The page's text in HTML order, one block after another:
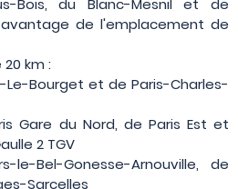
Bois, du Blanc-Mesnil et de
de l'emplacement de
km :
Bourget et de Paris-Charles-
Gare du Nord, de Paris Est et
2 TGV
Bel-Gonesse-Arnouville, de
Sarcelles